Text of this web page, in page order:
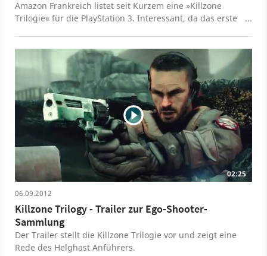
Amazon Frankreich listet seit Kurzem eine »Killzone
Trilogie« für die PlayStation 3. Interessant, da das erste
02:25
06.09.2012
Killzone Trilogy - Trailer zur Ego-Shooter-
Sammlung
Der Trailer stellt die Killzone Trilogie vor und zeigt eine
Rede des Helghast Anführers.